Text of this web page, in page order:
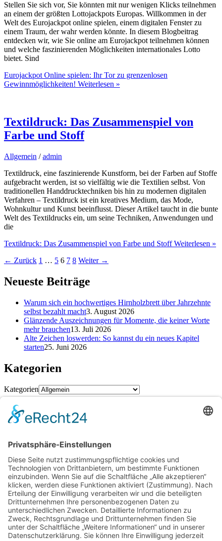
Stellen Sie sich vor, Sie könnten mit nur wenigen Klicks teilnehmen
an einem der größten Lottojackpots Europas. Willkommen in der
Welt des Eurojackpot online spielen, einem digitalen Fenster zu
einem Traum, der wahr werden könnte. In diesem Blogbeitrag
entdecken wir, wie Sie online am Eurojackpot teilnehmen können
und welche faszinierenden Möglichkeiten internationales Lotto
bietet. Sind
Eurojackpot Online spielen: Ihr Tor zu grenzenlosen
Gewinnmöglichkeiten! Weiterlesen »
Textildruck: Das Zusammenspiel von
Farbe und Stoff
Allgemein /admin
Textildruck, eine faszinierende Kunstform, bei der Farben auf Stoffe
aufgebracht werden, ist so vielfältig wie die Textilien selbst. Von
traditionellen Handdrucktechniken bis hin zu modernen digitalen
Verfahren – Textildruck ist ein kreatives Medium, das Mode,
Wohnkultur und Kunst beeinflusst. Dieser Artikel taucht in die bunte
Welt des Textildrucks ein, um seine Techniken, Anwendungen und
die
Textildruck: Das Zusammenspiel von Farbe und StoffWeiterlesen »
← Zurück 1 … 5 6 7 8 Weiter →
Neueste Beiträge
Warum sich ein hochwertiges Hirnholzbrett über Jahrzehnte
selbst bezahlt macht3. August 2026
Glänzende Auszeichnungen für Momente, die keiner Worte
mehr brauchen13. Juli 2026
Alte Zeichen loswerden: So kannst du ein neues Kapitel
starten25. Juni 2026
Kategorien
Kategorien
Schlagwörter
Finanzen Hautpflege Kamin Kinder
Sparen Sparen im Alltag Sparfuchs Sparkonto Tagesgeld Taschengeld
Umtausch
Unterstützung
Upcycling Warenrückgabe Wohnen Ziel
Archiv
Archiv